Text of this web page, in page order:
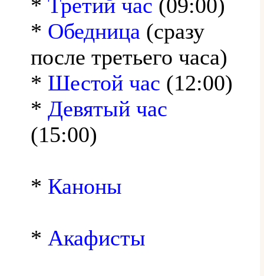
* Третий час (09:00)
* Обедница (сразу
после третьего часа)
* Шестой час (12:00)
* Девятый час
(15:00)
* Каноны
* Акафисты